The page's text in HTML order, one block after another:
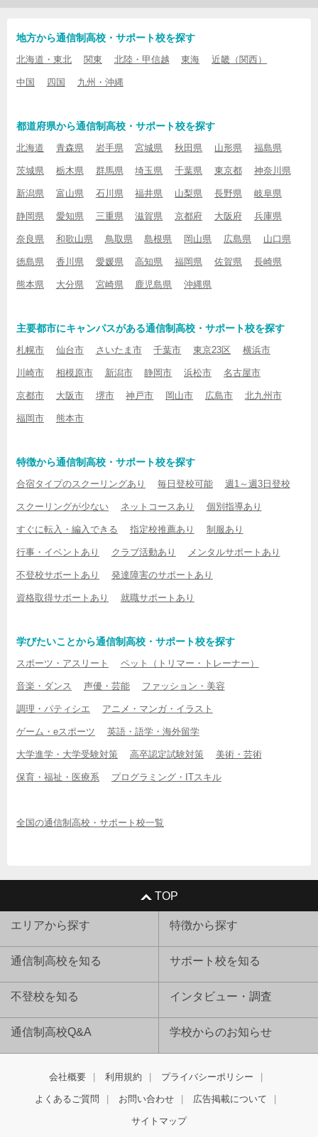
地方から通信制高校・サポート校を探す
北海道・東北 関東 北陸・甲信越 東海 近畿（関西）
中国 四国 九州・沖縄
都道府県から通信制高校・サポート校を探す
北海道 青森県 岩手県 宮城県 秋田県 山形県 福島県
茨城県 栃木県 群馬県 埼玉県 千葉県 東京都 神奈川県
新潟県 富山県 石川県 福井県 山梨県 長野県 岐阜県
静岡県 愛知県 三重県 滋賀県 京都府 大阪府 兵庫県
奈良県 和歌山県 鳥取県 島根県 岡山県 広島県 山口県
徳島県 香川県 愛媛県 高知県 福岡県 佐賀県 長崎県
熊本県 大分県 宮崎県 鹿児島県 沖縄県
主要都市にキャンパスがある通信制高校・サポート校を探す
札幌市 仙台市 さいたま市 千葉市 東京23区 横浜市
川崎市 相模原市 新潟市 静岡市 浜松市 名古屋市
京都市 大阪市 堺市 神戸市 岡山市 広島市 北九州市
福岡市 熊本市
特徴から通信制高校・サポート校を探す
合宿タイプのスクーリングあり 毎日登校可能 週1～週3日登校
スクーリングが少ない ネットコースあり 個別指導あり
すぐに転入・編入できる 指定校推薦あり 制服あり
行事・イベントあり クラブ活動あり メンタルサポートあり
不登校サポートあり 発達障害のサポートあり
資格取得サポートあり 就職サポートあり
学びたいことから通信制高校・サポート校を探す
スポーツ・アスリート ペット（トリマー・トレーナー）
音楽・ダンス 声優・芸能 ファッション・美容
調理・パティシエ アニメ・マンガ・イラスト
ゲーム・eスポーツ 英語・語学・海外留学
大学進学・大学受験対策 高卒認定試験対策 美術・芸術
保育・福祉・医療系 プログラミング・ITスキル
全国の通信制高校・サポート校一覧
TOP
エリアから探す 特徴から探す
通信制高校を知る サポート校を知る
不登校を知る インタビュー・調査
通信制高校Q&A 学校からのお知らせ
会社概要 利用規約 プライバシーポリシー
よくあるご質問 お問い合わせ 広告掲載について
サイトマップ